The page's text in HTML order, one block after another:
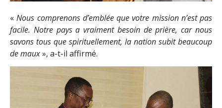
«Nous comprenons d’emblée que votre mission n’est pas
facile. Notre pays a vraiment besoin de prière, car nous
savons tous que spirituellement, la nation subit beaucoup
de maux», a-t-il affirmé.